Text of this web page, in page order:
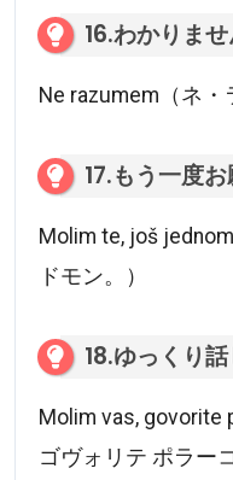
16.わかりま
Ne razumem（ネ・
17.もう一度
Molim te, još
ドモン。）
18.ゆっくり
Molim vas, govorite
ゴヴォリテ ポラーコ